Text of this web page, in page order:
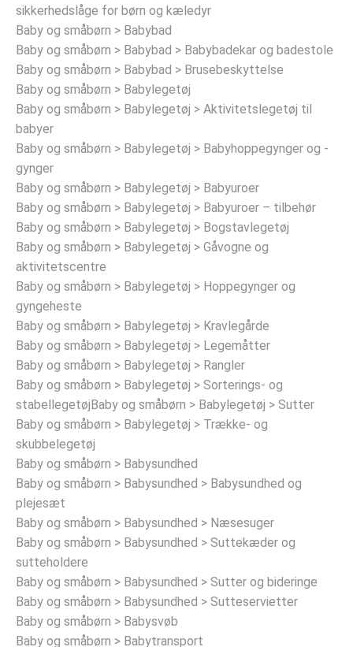
sikkerhedslåge for børn og kæledyr
Baby og småbørn > Babybad
Baby og småbørn > Babybad > Babybadekar og badestole
Baby og småbørn > Babybad > Brusebeskyttelse
Baby og småbørn > Babylegetøj
Baby og småbørn > Babylegetøj > Aktivitetslegetøj til
babyer
Baby og småbørn > Babylegetøj > Babyhoppegynger og -
gynger
Baby og småbørn > Babylegetøj > Babyuroer
Baby og småbørn > Babylegetøj > Babyuroer – tilbehør
Baby og småbørn > Babylegetøj > Bogstavlegetøj
Baby og småbørn > Babylegetøj > Gåvogne og
aktivitetscentre
Baby og småbørn > Babylegetøj > Hoppegynger og
gyngeheste
Baby og småbørn > Babylegetøj > Kravlegårde
Baby og småbørn > Babylegetøj > Legemåtter
Baby og småbørn > Babylegetøj > Rangler
Baby og småbørn > Babylegetøj > Sorterings- og
stabellegetøjBaby og småbørn > Babylegetøj > Sutter
Baby og småbørn > Babylegetøj > Trække- og
skubbelegetøj
Baby og småbørn > Babysundhed
Baby og småbørn > Babysundhed > Babysundhed og
plejesæt
Baby og småbørn > Babysundhed > Næsesuger
Baby og småbørn > Babysundhed > Suttekæder og
sutteholdere
Baby og småbørn > Babysundhed > Sutter og bideringe
Baby og småbørn > Babysundhed > Sutteservietter
Baby og småbørn > Babysvøb
Baby og småbørn > Babytransport